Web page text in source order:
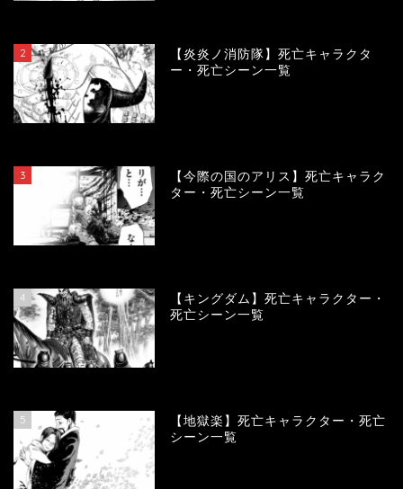
2
【炎炎ノ消防隊】死亡キャラクタ
ー・死亡シーン一覧
3
【今際の国のアリス】死亡キャラク
ター・死亡シーン一覧
4
【キングダム】死亡キャラクター・
死亡シーン一覧
5
【地獄楽】死亡キャラクター・死亡
シーン一覧